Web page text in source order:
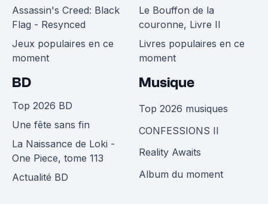
Assassin's Creed: Black
Flag - Resynced
Jeux populaires en ce
moment
Le Bouffon de la
couronne, Livre II
Livres populaires en ce
moment
BD
Top 2026 BD
Une fête sans fin
La Naissance de Loki -
One Piece, tome 113
Actualité BD
Musique
Top 2026 musiques
CONFESSIONS II
Reality Awaits
Album du moment